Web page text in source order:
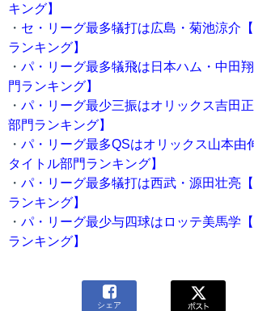
キング】
・ セ・リーグ最多犠打は広島・菊池涼介
ランキング】
・ パ・リーグ最多犠飛は日本ハム・中田
門ランキング】
・ パ・リーグ最少三振はオリックス吉田
部門ランキング】
・ パ・リーグ最多QSはオリックス山本由
タイトル部門ランキング】
・ パ・リーグ最多犠打は西武・源田壮亮
ランキング】
・ パ・リーグ最少与四球はロッテ美馬学
ランキング】

シェア